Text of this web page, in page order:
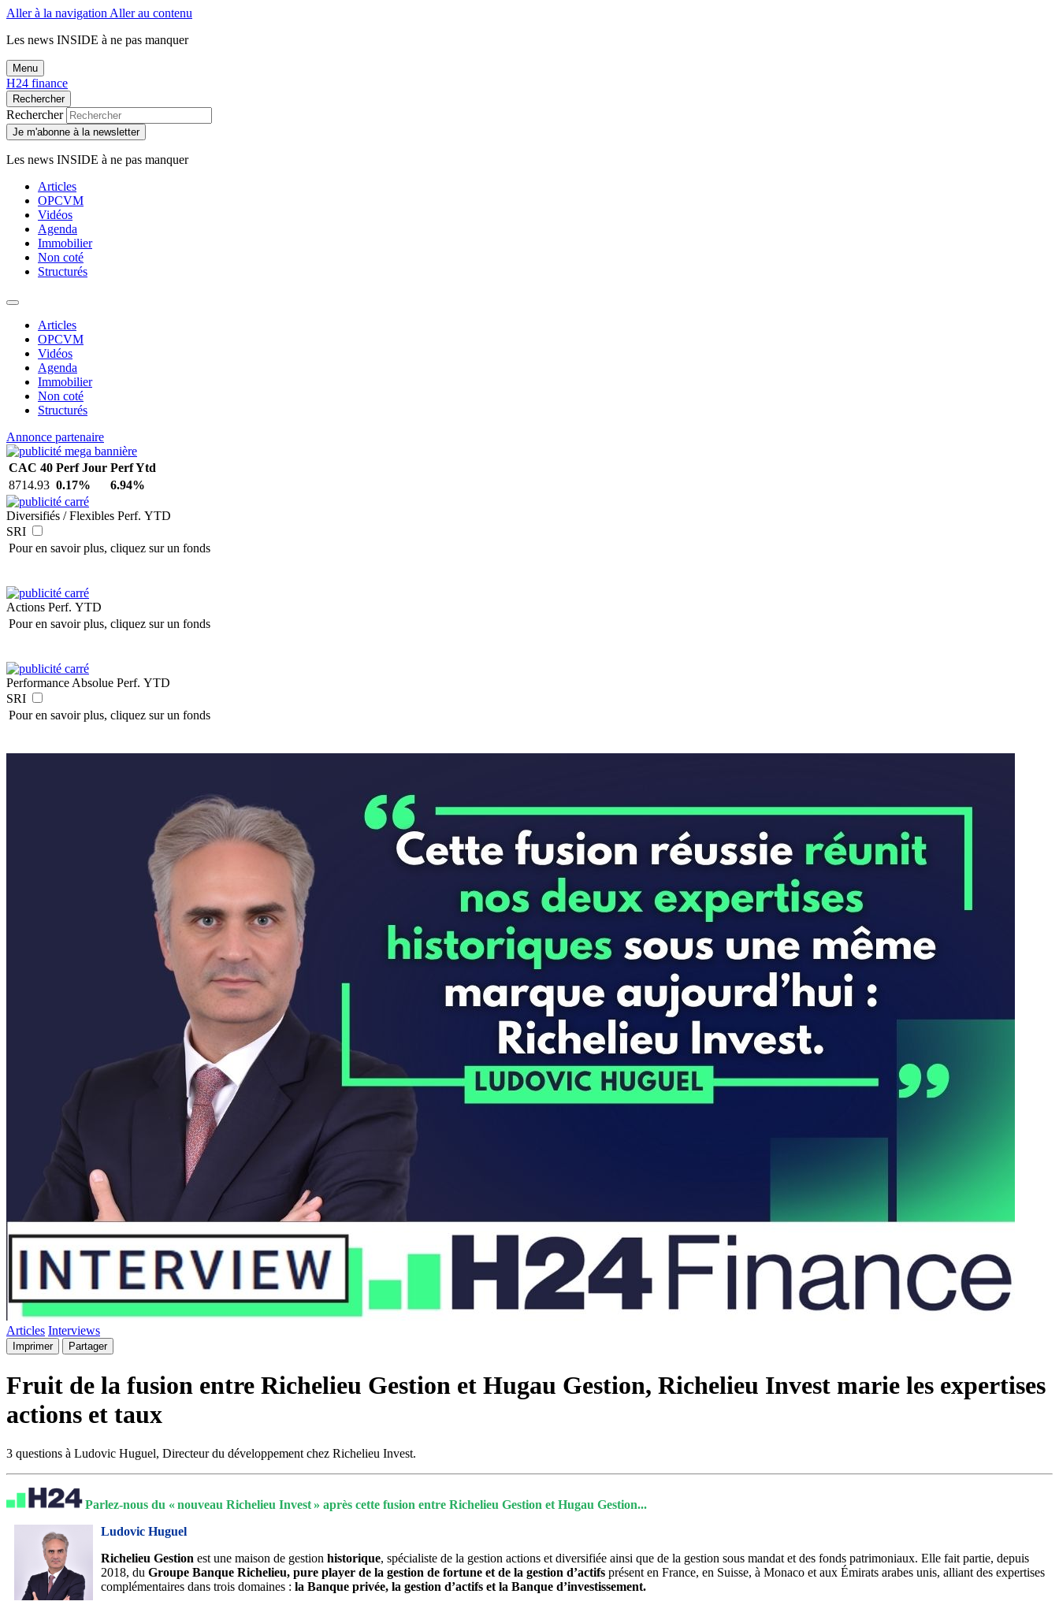
Aller à la navigation Aller au contenu
Les news INSIDE à ne pas manquer
Menu
H24 finance
Rechercher
Rechercher
Je m'abonne à la newsletter
Les news INSIDE à ne pas manquer
Articles
OPCVM
Vidéos
Agenda
Immobilier
Non coté
Structurés
Articles
OPCVM
Vidéos
Agenda
Immobilier
Non coté
Structurés
Annonce partenaire
CAC 40 Perf Jour Perf Ytd
8714.93 0.17% 6.94%
Diversifiés / Flexibles Perf. YTD
SRI
Pour en savoir plus, cliquez sur un fonds
Actions Perf. YTD
Pour en savoir plus, cliquez sur un fonds
Performance Absolue Perf. YTD
SRI
Pour en savoir plus, cliquez sur un fonds
Articles Interviews
Imprimer Partager
Fruit de la fusion entre Richelieu Gestion et Hugau Gestion, Richelieu Invest marie les expertises
actions et taux
3 questions à Ludovic Huguel, Directeur du développement chez Richelieu Invest.
Parlez-nous du « nouveau Richelieu Invest » après cette fusion entre Richelieu Gestion et Hugau Gestion...
Ludovic Huguel
Richelieu Gestion est une maison de gestion historique, spécialiste de la gestion actions et diversifiée ainsi que de la gestion sous mandat et des fonds patrimoniaux. Elle fait partie, depuis
2018, du Groupe Banque Richelieu, pure player de la gestion de fortune et de la gestion d’actifs présent en France, en Suisse, à Monaco et aux Émirats arabes unis, alliant des expertises
complémentaires dans trois domaines : la Banque privée, la gestion d’actifs et la Banque d’investissement.